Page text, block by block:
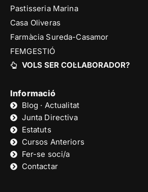
Pastisseria Marina
Casa Oliveras
Farmàcia Sureda-Casamor
FEMGESTIÓ
VOLS SER COL·LABORADOR?
Informació
Blog · Actualitat
Junta Directiva
Estatuts
Cursos Anteriors
Fer-se soci/a
Contactar